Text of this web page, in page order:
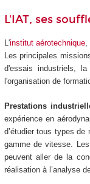
L'IAT, ses
L'institut aérotechnique,
Les principales
d'essais industriels,
l'organisation de
Prestations
expérience en
d’étudier tous types
gamme de vitesse.
peuvent aller de la
réalisation à l’analyse